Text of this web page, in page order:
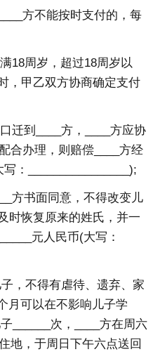
方不能按时支付的，每
周岁，超过18周岁以
，甲乙双方协商确定支付
到____方，____方应协
合办理，则赔偿____方经
：________________);
书面同意，不得改变儿
时恢复原来的姓氏，并一
元人民币(大写：
不得有虐待、遗弃、家
月可以在不影响儿子学
______次，____方在周六
地，于周日下午六点送回